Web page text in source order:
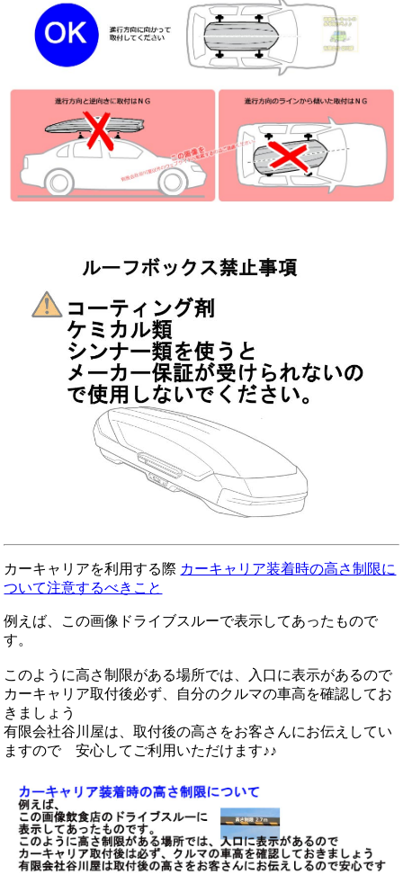
カーキャリアを利用する際 カーキャリア装着時の高さ制限に
ついて注意するべきこと
例えば、この画像ドライブスルーで表示してあったもので
す。
このように高さ制限がある場所では、入口に表示があるので
カーキャリア取付後必ず、自分のクルマの車高を確認してお
きましょう
有限会社谷川屋は、取付後の高さをお客さんにお伝えしてい
ますので 安心してご利用いただけます♪♪